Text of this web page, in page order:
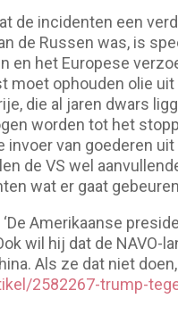
de incidenten een
de Russen was, is
en het Europese
moet ophouden olie
die al jaren dwars
worden tot het
invoer van goederen
de VS wel
wat er gaat
Amerikaanse
wil hij dat de
Als ze dat niet
2582267-trump-